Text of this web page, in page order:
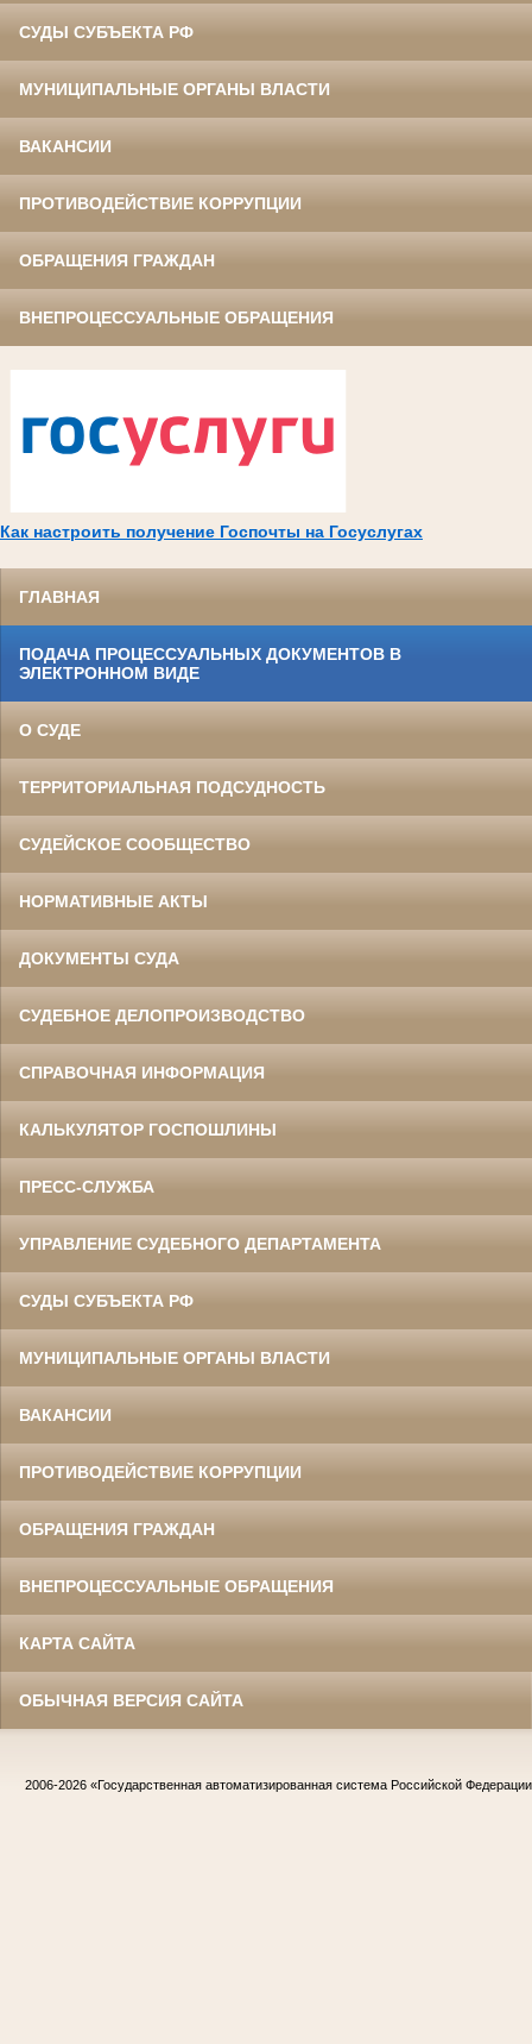
СУДЫ СУБЪЕКТА РФ
МУНИЦИПАЛЬНЫЕ ОРГАНЫ ВЛАСТИ
ВАКАНСИИ
ПРОТИВОДЕЙСТВИЕ КОРРУПЦИИ
ОБРАЩЕНИЯ ГРАЖДАН
ВНЕПРОЦЕССУАЛЬНЫЕ ОБРАЩЕНИЯ
Как настроить получение Госпочты на Госуслугах
ГЛАВНАЯ
ПОДАЧА ПРОЦЕССУАЛЬНЫХ ДОКУМЕНТОВ В
ЭЛЕКТРОННОМ ВИДЕ
О СУДЕ
ТЕРРИТОРИАЛЬНАЯ ПОДСУДНОСТЬ
СУДЕЙСКОЕ СООБЩЕСТВО
НОРМАТИВНЫЕ АКТЫ
ДОКУМЕНТЫ СУДА
СУДЕБНОЕ ДЕЛОПРОИЗВОДСТВО
СПРАВОЧНАЯ ИНФОРМАЦИЯ
КАЛЬКУЛЯТОР ГОСПОШЛИНЫ
ПРЕСС-СЛУЖБА
УПРАВЛЕНИЕ СУДЕБНОГО ДЕПАРТАМЕНТА
СУДЫ СУБЪЕКТА РФ
МУНИЦИПАЛЬНЫЕ ОРГАНЫ ВЛАСТИ
ВАКАНСИИ
ПРОТИВОДЕЙСТВИЕ КОРРУПЦИИ
ОБРАЩЕНИЯ ГРАЖДАН
ВНЕПРОЦЕССУАЛЬНЫЕ ОБРАЩЕНИЯ
КАРТА САЙТА
ОБЫЧНАЯ ВЕРСИЯ САЙТА
2006-2026 «Государственная автоматизированная система Российской